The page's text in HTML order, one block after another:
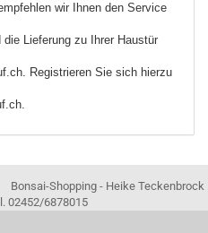
wir Ihnen den Service
Lieferung zu Ihrer Haustür
Registrieren Sie sich hierzu
Heike Teckenbrock
02452/6878015